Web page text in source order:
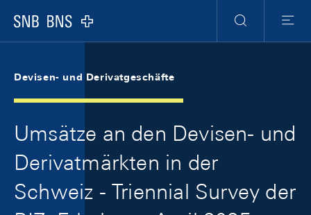
Logo
Suche
Menu
Devisen- und Derivatgeschäfte
Umsätze an den Devisen- und
Derivatmärkten in der
Schweiz - Triennial Survey der